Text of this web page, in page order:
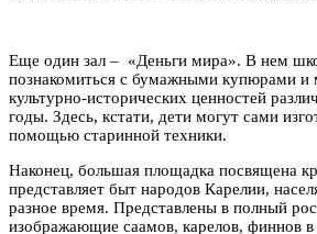
Еще один зал – «Деньги мира». В нем
познакомиться с бумажными купюрами и
культурно-исторических ценностей
годы. Здесь, кстати, дети могут сами
помощью старинной техники.
Наконец, большая площадка посвящена
представляет быт народов Карелии,
разное время. Представлены в полный
изображающие саамов, карелов, финнов